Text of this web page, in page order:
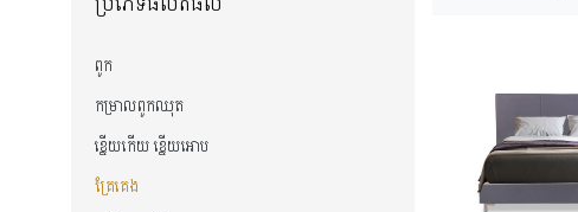
ពូក
កម្រាលពូកឈុត
ខ្នើយកើយ ខ្នើយអោប
គ្រែគេង